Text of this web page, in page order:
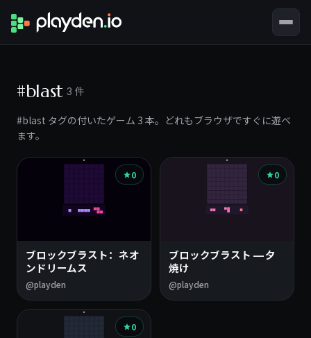
#blast 3 件
#blast タグの付いたゲーム 3 本。どれもブラウザですぐに遊べ
ます。
0
ブロックブラスト：ネオ
ンドリームス
@playden
0
ブロックブラスト — 夕
焼け
@playden
0